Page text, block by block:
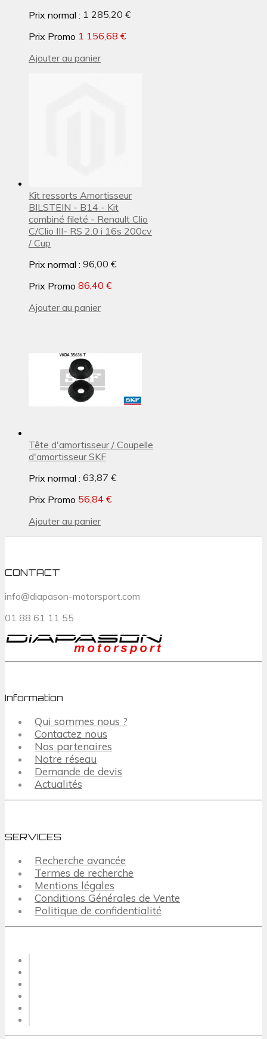
Prix normal : 1 285,20 €
Prix Promo 1 156,68 €
Ajouter au panier
Kit ressorts Amortisseur
BILSTEIN - B14 - Kit
combiné fileté - Renault Clio
C/Clio III- RS 2.0 i 16s 200cv
/ Cup
Prix normal : 96,00 €
Prix Promo 86,40 €
Ajouter au panier
Tête d'amortisseur / Coupelle
d'amortisseur SKF
Prix normal : 63,87 €
Prix Promo 56,84 €
Ajouter au panier
CONTACT
info@diapason-motorsport.com
01 88 61 11 55
Information
Qui sommes nous ?
Contactez nous
Nos partenaires
Notre réseau
Demande de devis
Actualités
SERVICES
Recherche avancée
Termes de recherche
Mentions légales
Conditions Générales de Vente
Politique de confidentialité